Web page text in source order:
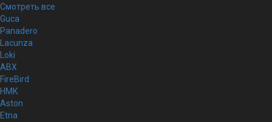
Смотреть все
Guca
Panadero
Lacunza
Loki
ABX
FireBird
НМК
Aston
Etna